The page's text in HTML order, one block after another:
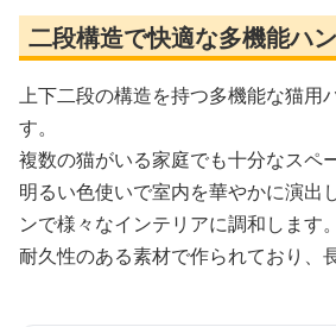
二段構造で快適な多機能ハ
上下二段の構造を持つ多機能な猫用
す。
複数の猫がいる家庭でも十分なスペ
明るい色使いで室内を華やかに演出
ンで様々なインテリアに調和します。
耐久性のある素材で作られており、